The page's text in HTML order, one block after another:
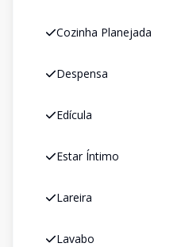
Cozinha Planejada
Despensa
Edícula
Estar Íntimo
Lareira
Lavabo